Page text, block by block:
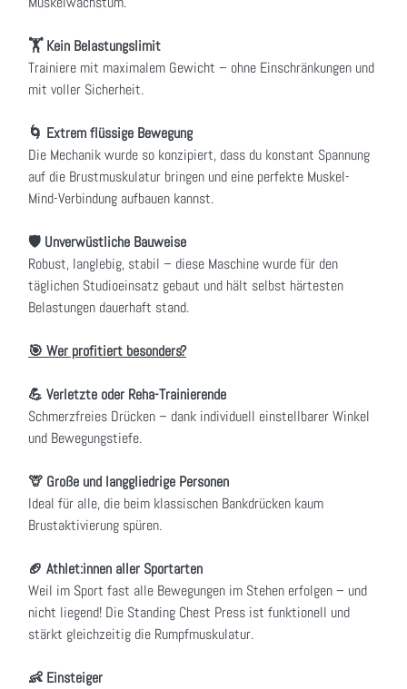
🏋️ Kein Belastungslimit
Trainiere mit maximalem Gewicht – ohne Einschränkungen und
mit voller Sicherheit.
🌀 Extrem flüssige Bewegung
Die Mechanik wurde so konzipiert, dass du konstant Spannung
auf die Brustmuskulatur bringen und eine perfekte Muskel-
Mind-Verbindung aufbauen kannst.
🛡️ Unverwüstliche Bauweise
Robust, langlebig, stabil – diese Maschine wurde für den
täglichen Studioeinsatz gebaut und hält selbst härtesten
Belastungen dauerhaft stand.
🎯 Wer profitiert besonders?
💪 Verletzte oder Reha-Trainierende
Schmerzfreies Drücken – dank individuell einstellbarer Winkel
und Bewegungstiefe.
🦒 Große und langgliedrige Personen
Ideal für alle, die beim klassischen Bankdrücken kaum
Brustaktivierung spüren.
🏈 Athlet:innen aller Sportarten
Weil im Sport fast alle Bewegungen im Stehen erfolgen – und
nicht liegend! Die Standing Chest Press ist funktionell und
stärkt gleichzeitig die Rumpfmuskulatur.
👶 Einsteiger